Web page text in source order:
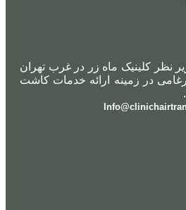
ماه زر در غرب تهران
زمینه ارائه خدمات کاشت